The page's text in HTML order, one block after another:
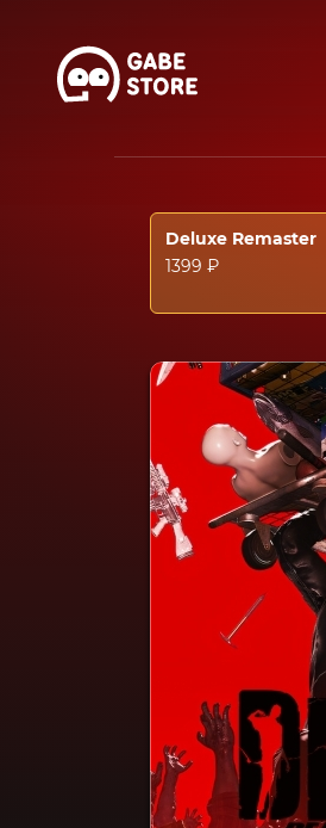
Deluxe Remaster
1399 ₽